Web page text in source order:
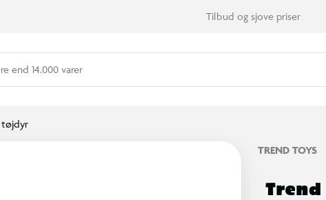
Tilbud og sjove priser
end 14.000 varer
tøjdyr
TREND TOYS